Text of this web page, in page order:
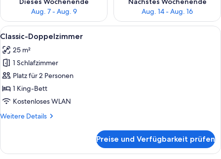
Aug. 7 - Aug. 9
Aug. 14 - Aug. 16
Alle
Fotos
für
Classic-
Doppelzimmer
anzeigen
Ein Hotelzimmer mit einem großen
4
Classic-Doppelzimmer
25 m²
1 Schlafzimmer
Platz für 2 Personen
1 King-Bett
Kostenloses WLAN
Weitere Details
Weitere
Doppelzimmer
Preise und Verfügbarkeit prüfen